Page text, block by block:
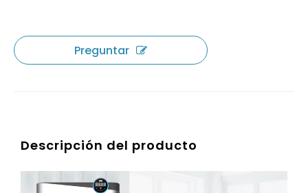
Preguntar
Descripción del producto